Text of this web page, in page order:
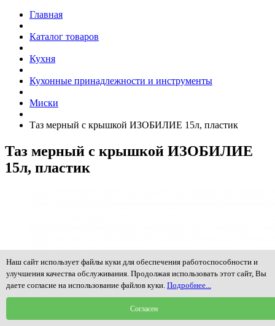
Главная
Каталог товаров
Кухня
Кухонные принадлежности и инструменты
Миски
Таз мерный с крышкой ИЗОБИЛИЕ 15л, пластик
Таз мерный с крышкой ИЗОБИЛИЕ
15л, пластик
Наш сайт использует файлы куки для обеспечения работоспособности и
улучшения качества обслуживания. Продолжая использовать этот сайт, Вы
даете согласие на использование файлов куки. Подробнее...
Согласен